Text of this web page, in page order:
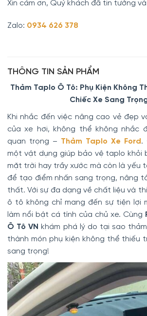
Xin cảm ơn, Quý khách đã tin tưởng
Zalo: 0934 626 378
THÔNG TIN SẢN PHẨM
Thảm Taplo Ô Tô: Phụ Kiện Không
Chiếc Xe Sang
Khi nhắc đến việc nâng cao vẻ đẹp
của xe hơi, không thể không nhắc
quan trọng – Thảm Taplo Xe Ford .
một vật dụng giúp bảo vệ taplo khỏi
mặt trời hay trầy xước mà còn là yếu
để tạo điểm nhấn sang trọng, nâng
thất. Với sự đa dạng về chất liệu và
ô tô không chỉ mang đến sự tiện lợi
làm nổi bật cá tính của chủ xe. Cùng
Ô Tô VN khám phá lý do tại sao
thành món phụ kiện không thể thiếu
sang trọng!